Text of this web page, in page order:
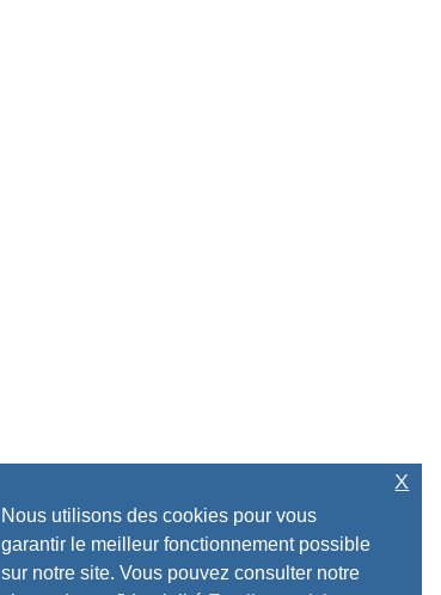
Nous utilisons des cookies pour vous
garantir le meilleur fonctionnement possible
sur notre site. Vous pouvez consulter notre
X